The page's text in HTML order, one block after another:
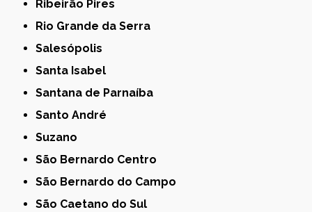
Ribeirão Pires
Rio Grande da Serra
Salesópolis
Santa Isabel
Santana de Parnaíba
Santo André
Suzano
São Bernardo Centro
São Bernardo do Campo
São Caetano do Sul